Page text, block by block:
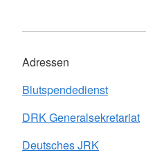
Adressen
Blutspendedienst
DRK Generalsekretariat
Deutsches JRK